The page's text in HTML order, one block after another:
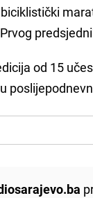
od 15